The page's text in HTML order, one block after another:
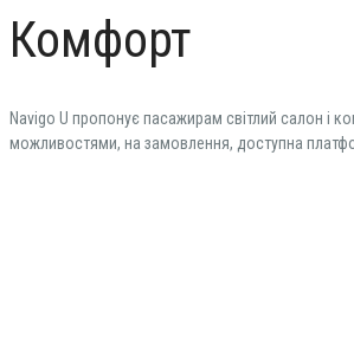
Комфорт
Navigo U пропонує пасажирам світлий салон і
можливостями, на замовлення, доступна